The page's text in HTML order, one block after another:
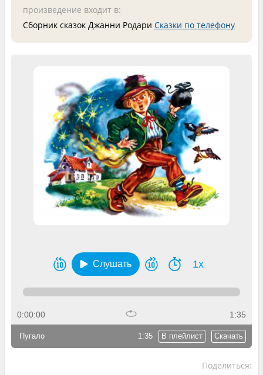
произведение входит в:
Сборник сказок Джанни Родари Сказки по телефону
Слушать 1x
0:00:00 1:35
1:35 В плейлист Скачать
Пугало
Поделиться: